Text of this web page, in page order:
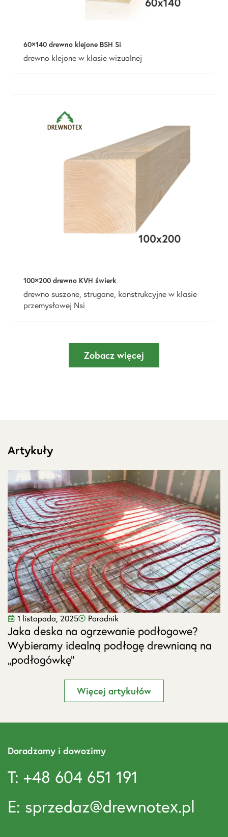
60×140 drewno klejone BSH Si
drewno klejone w klasie wizualnej
100×200 drewno KVH świerk
drewno suszone, strugane, konstrukcyjne w klasie
przemysłowej Nsi
Zobacz więcej
Artykuły
1 listopada, 2025 Poradnik
Jaka deska na ogrzewanie podłogowe?
Wybieramy idealną podłogę drewnianą na
„podłogówkę”
Więcej artykułów
Doradzamy i dowozimy
T: +48 604 651 191
E: sprzedaz@drewnotex.pl